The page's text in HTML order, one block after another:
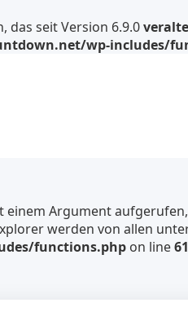
das seit Version 6.9.0
wp-includes/
einem Argument
werden von allen
functions.php on line